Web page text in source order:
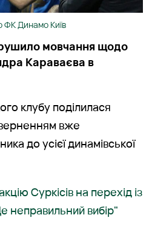
Динамо Київ
мовчання щодо
Караваєва в
клубу поділилася
вже
до усієї динамівської
Суркісів на перехід із
вибір"